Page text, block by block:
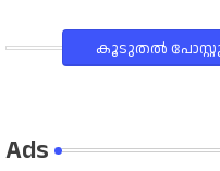
കൂടുതൽ‍
Ads